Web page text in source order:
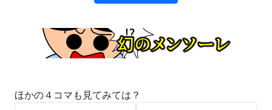
ほかの４コマも見てみては？